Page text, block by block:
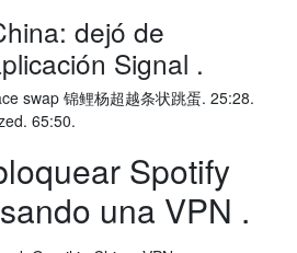
dejó de
Signal .
swap 锦鲤杨超越条状跳蛋. 25:28.
65:50.
Spotify
una VPN .